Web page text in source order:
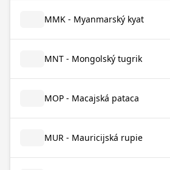
MMK - Myanmarský kyat
MNT - Mongolský tugrik
MOP - Macajská pataca
MUR - Mauricijská rupie